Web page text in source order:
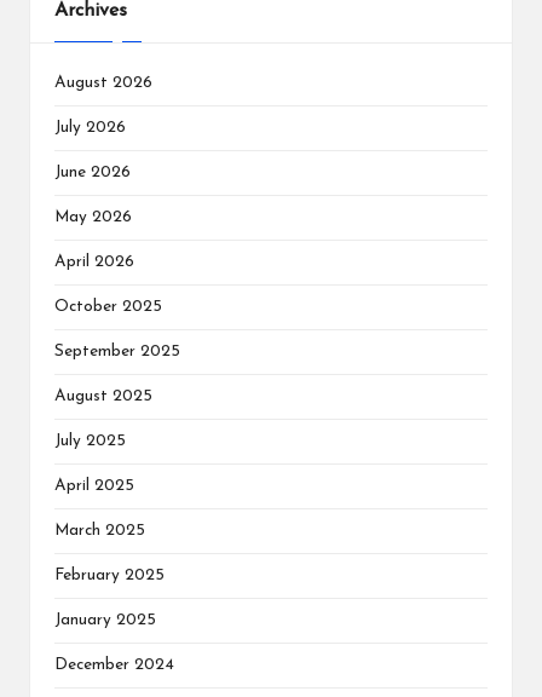
Archives
August 2026
July 2026
June 2026
May 2026
April 2026
October 2025
September 2025
August 2025
July 2025
April 2025
March 2025
February 2025
January 2025
December 2024